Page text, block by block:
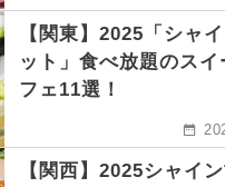
【関東】2025「シャ
ット」食べ放題のスイ
フェ11選！
【関西】2025シャイ